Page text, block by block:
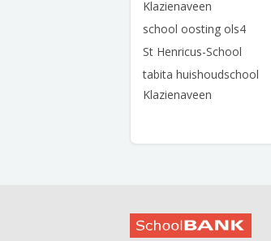
Klazienaveen
school oosting ols4
St Henricus-School
tabita huishoudschool
Klazienaveen